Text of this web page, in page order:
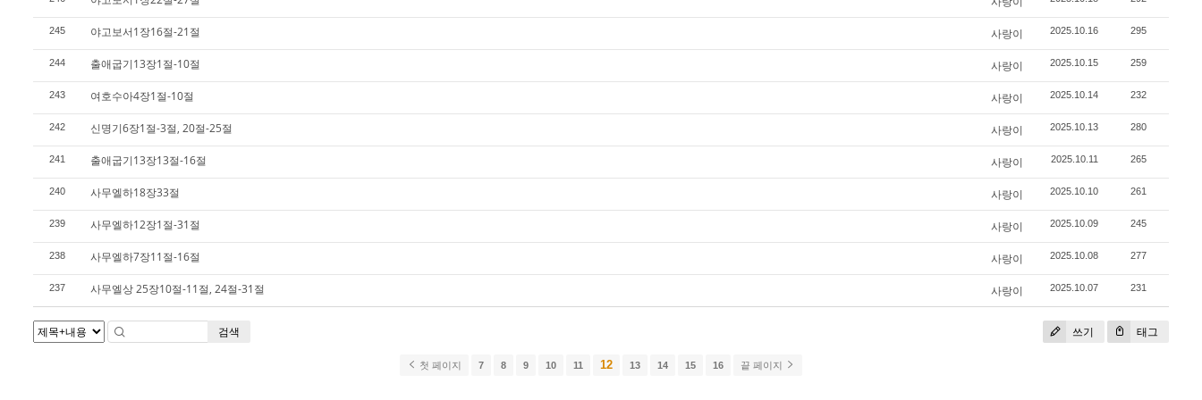
245 야고보서1장16절-21절 사랑이 2025.10.16 295
244 출애굽기13장1절-10절 사랑이 2025.10.15 259
243 여호수아4장1절-10절 사랑이 2025.10.14 232
242 신명기6장1절-3절, 20절-25절 사랑이 2025.10.13 280
241 출애굽기13장13절-16절 사랑이 2025.10.11 265
240 사무엘하18장33절 사랑이 2025.10.10 261
239 사무엘하12장1절-31절 사랑이 2025.10.09 245
238 사무엘하7장11절-16절 사랑이 2025.10.08 277
237 사무엘상 25장10절-11절, 24절-31절 사랑이 2025.10.07 231
쓰기 태그
검색
첫 페이지 7 8 9 10 11 12 13 14 15 16 끝 페이지